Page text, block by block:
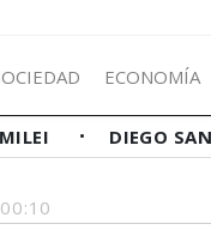
ECONOMÍA
DIEGO